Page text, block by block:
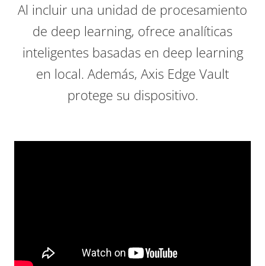
Al incluir una unidad de procesamiento
de deep learning, ofrece analíticas
inteligentes basadas en deep learning
en local. Además, Axis Edge Vault
protege su dispositivo.